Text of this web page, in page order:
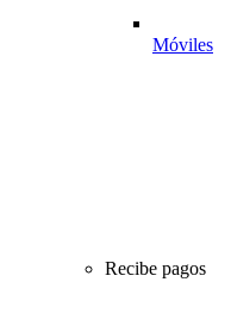
Móviles
Recibe pagos